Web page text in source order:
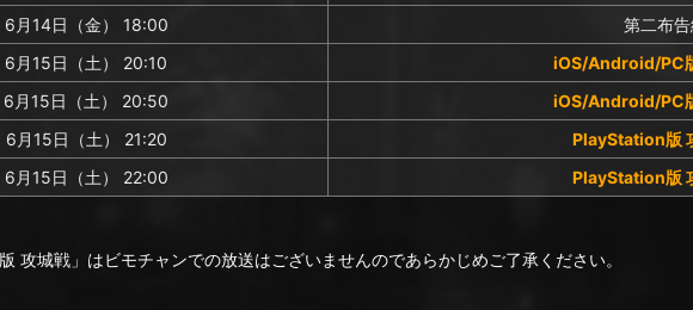
6月14日（金） 18:00
第二布告
6月15日（土） 20:10
iOS/Android/PC
6月15日（土） 20:50
iOS/Android/PC
6月15日（土） 21:20
PlayStation版
6月15日（土） 22:00
PlayStation版
攻城戦」はビモチャンでの放送はございませんのであらかじめご了承ください。